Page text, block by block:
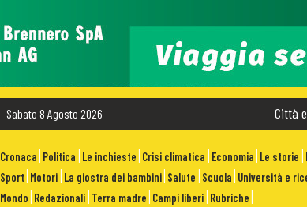
Sabato 8 Agosto 2026 Città
Cronaca Politica Le inchieste Crisi climatica Economia Le storie
Sport Motori La giostra dei bambini Salute Scuola Università e
Mondo Redazionali Terra madre Campi liberi Rubriche